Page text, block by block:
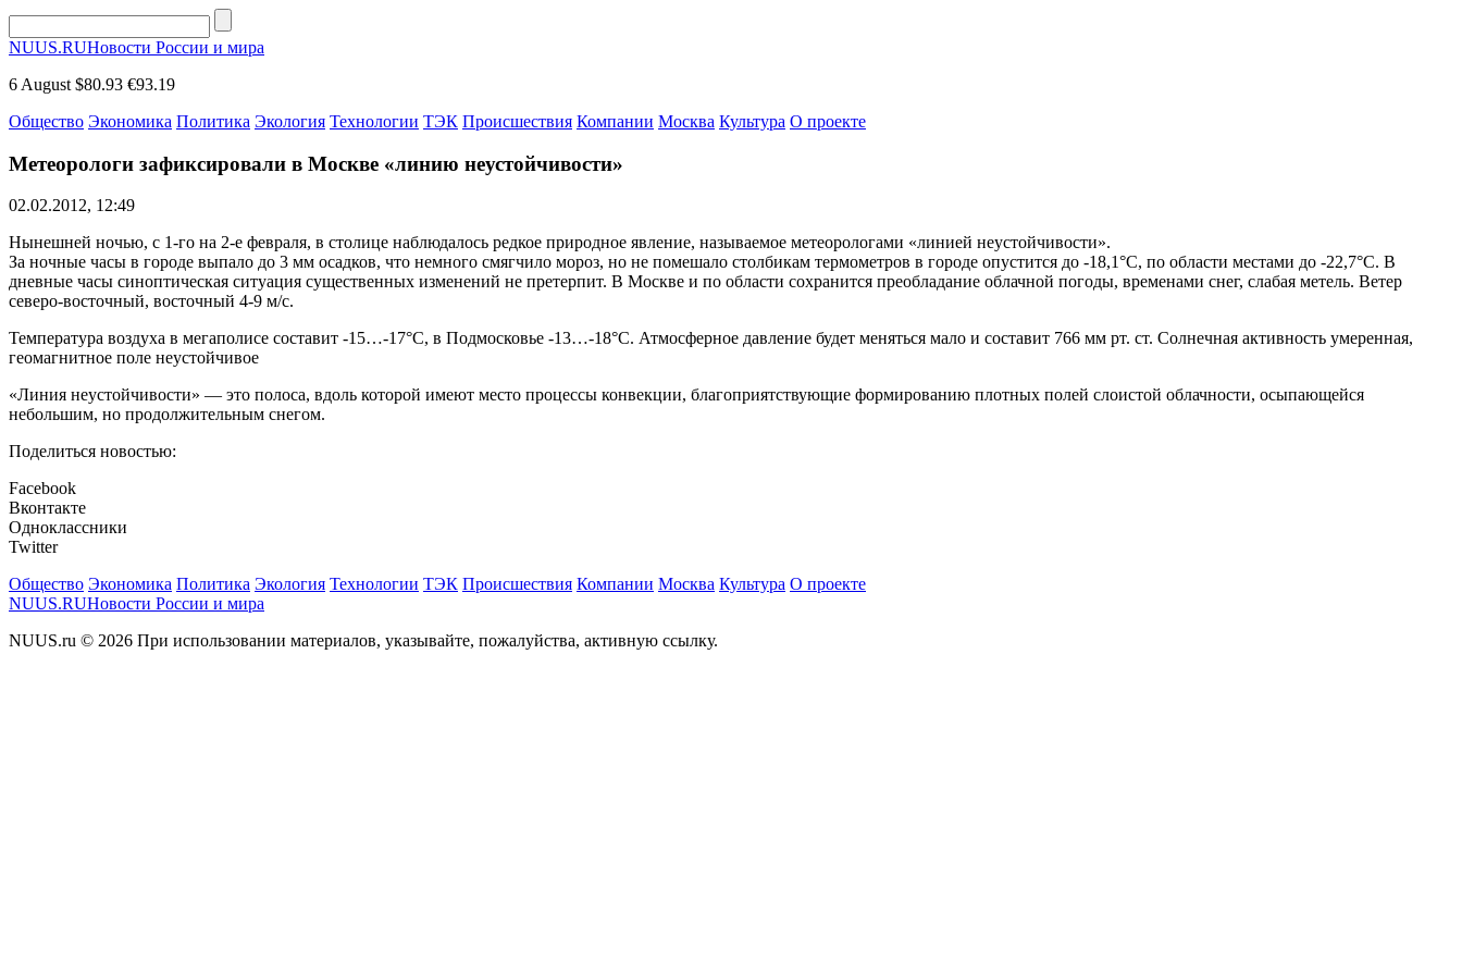
NUUS.RUНовости России и мира
6 August $80.93 €93.19
Общество Экономика Политика Экология Технологии ТЭК Происшествия Компании Москва Культура О проекте
Метеорологи зафиксировали в Москве «линию неустойчивости»
02.02.2012, 12:49
Нынешней ночью, с 1-го на 2-е февраля, в столице наблюдалось редкое природное явление, называемое метеорологами «линией неустойчивости».
За ночные часы в городе выпало до 3 мм осадков, что немного смягчило мороз, но не помешало столбикам термометров в городе опустится до -18,1°С, по области местами до -22,7°С. В
дневные часы синоптическая ситуация существенных изменений не претерпит. В Москве и по области сохранится преобладание облачной погоды, временами снег, слабая метель. Ветер
северо-восточный, восточный 4-9 м/с.
Температура воздуха в мегаполисе составит -15…-17°С, в Подмосковье -13…-18°С. Атмосферное давление будет меняться мало и составит 766 мм рт. ст. Солнечная активность умеренная,
геомагнитное поле неустойчивое
«Линия неустойчивости» — это полоса, вдоль которой имеют место процессы конвекции, благоприятствующие формированию плотных полей слоистой облачности, осыпающейся
небольшим, но продолжительным снегом.
Поделиться новостью:
Facebook
Вконтакте
Одноклассники
Twitter
Общество Экономика Политика Экология Технологии ТЭК Происшествия Компании Москва Культура О проекте
NUUS.RUНовости России и мира
NUUS.ru © 2026 При использовании материалов, указывайте, пожалуйства, активную ссылку.